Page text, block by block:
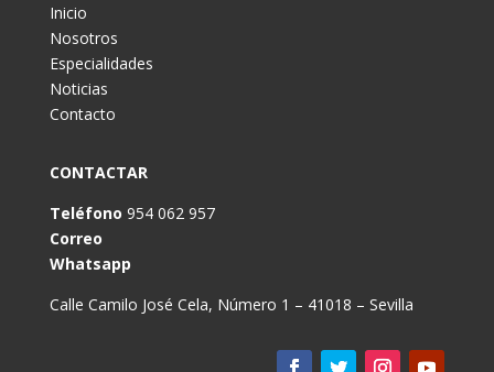
Inicio
Nosotros
Especialidades
Noticias
Contacto
CONTACTAR
Teléfono 954 062 957
Correo
Whatsapp
Calle Camilo José Cela, Número 1 – 41018 – Sevilla